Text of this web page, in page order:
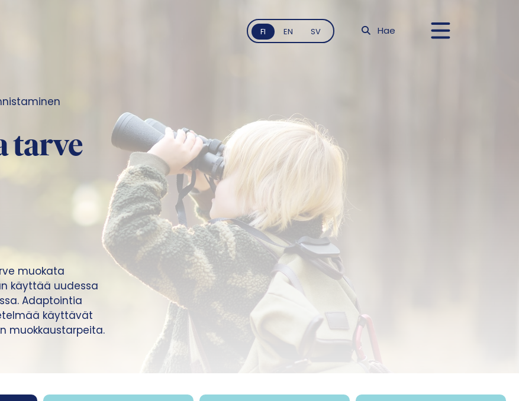
FI EN SV Hae
tarve
muokata
käyttää uudessa
Adaptointia
käyttävät
muokkaustarpeita.